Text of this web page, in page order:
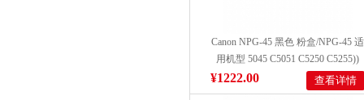
Canon NPG-45 黑色 粉盒/NPG-45 适
用机型 5045 C5051 C5250 C5255))
¥1222.00 查看详情